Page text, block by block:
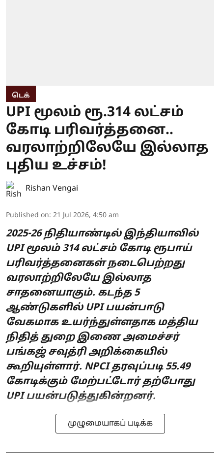
டெக்
UPI மூலம் ரூ.314 லட்சம்
கோடி பரிவர்த்தனை..
வரலாற்றிலேயே இல்லாத
புதிய உச்சம்!
Rishan Vengai
Published on: 21 Jul 2026, 4:50 am
2025-26 நிதியாண்டில் இந்தியாவில்
UPI மூலம் 314 லட்சம் கோடி ரூபாய்
பரிவர்த்தனைகள் நடைபெற்றது
வரலாற்றிலேயே இல்லாத
சாதனையாகும். கடந்த 5
ஆண்டுகளில் UPI பயன்பாடு
வேகமாக உயர்ந்துள்ளதாக மத்திய
நிதித் துறை இணை அமைச்சர்
பங்கஜ் சவுத்ரி அறிக்கையில்
கூறியுள்ளார். NPCI தரவுப்படி 55.49
கோடிக்கும் மேற்பட்டோர் தற்போது
UPI பயன்படுத்துகின்றனர்.
முழுமையாகப் படிக்க